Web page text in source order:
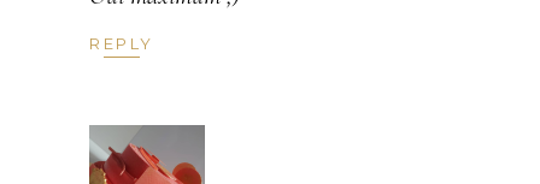
REPLY